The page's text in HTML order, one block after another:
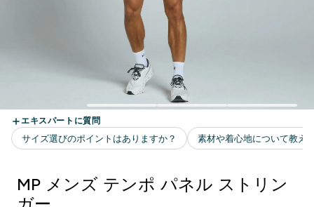
MP メンズ テンポ パネル ストリン